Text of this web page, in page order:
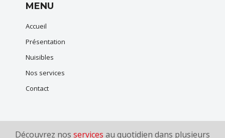
MENU
Accueil
Présentation
Nuisibles
Nos services
Contact
Découvrez nos services au quotidien dans plusieurs